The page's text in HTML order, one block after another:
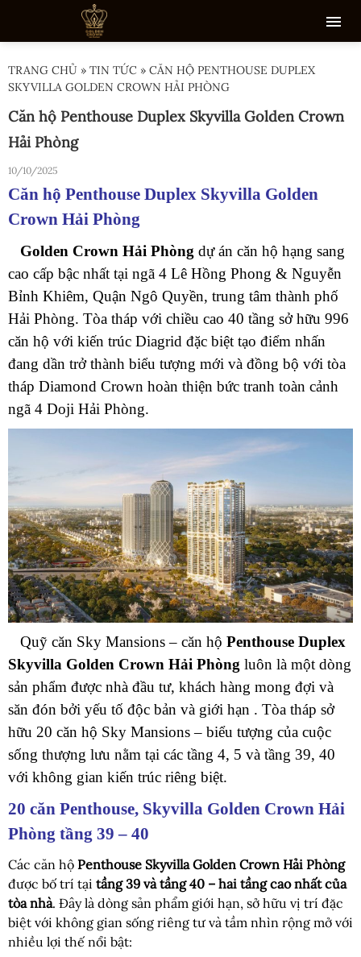
TRANG CHỦ » TIN TỨC » CĂN HỘ PENTHOUSE DUPLEX
SKYVILLA GOLDEN CROWN HẢI PHÒNG
Căn hộ Penthouse Duplex Skyvilla Golden Crown
Hải Phòng
10/10/2025
Căn hộ Penthouse Duplex Skyvilla Golden
Crown Hải Phòng
Golden Crown Hải Phòng dự án căn hộ hạng sang
cao cấp bậc nhất tại ngã 4 Lê Hồng Phong & Nguyễn
Bỉnh Khiêm, Quận Ngô Quyền, trung tâm thành phố
Hải Phòng. Tòa tháp với chiều cao 40 tầng sở hữu 996
căn hộ với kiến trúc Diagrid đặc biệt tạo điểm nhấn
đang dần trở thành biểu tượng mới và đồng bộ với tòa
tháp Diamond Crown hoàn thiện bức tranh toàn cảnh
ngã 4 Doji Hải Phòng.
Quỹ căn Sky Mansions – căn hộ Penthouse Duplex
Skyvilla Golden Crown Hải Phòng luôn là một dòng
sản phẩm được nhà đầu tư, khách hàng mong đợi và
săn đón bởi yếu tố độc bản và giới hạn . Tòa tháp sở
hữu 20 căn hộ Sky Mansions – biểu tượng của cuộc
sống thượng lưu nằm tại các tầng 4, 5 và tầng 39, 40
với không gian kiến trúc riêng biệt.
20 căn Penthouse, Skyvilla Golden Crown Hải
Phòng tầng 39 – 40
Các căn hộ Penthouse Skyvilla Golden Crown Hải Phòng
được bố trí tại tầng 39 và tầng 40 – hai tầng cao nhất của
tòa nhà. Đây là dòng sản phẩm giới hạn, sở hữu vị trí đặc
biệt với không gian sống riêng tư và tầm nhìn rộng mở với
nhiều lợi thế nổi bật: